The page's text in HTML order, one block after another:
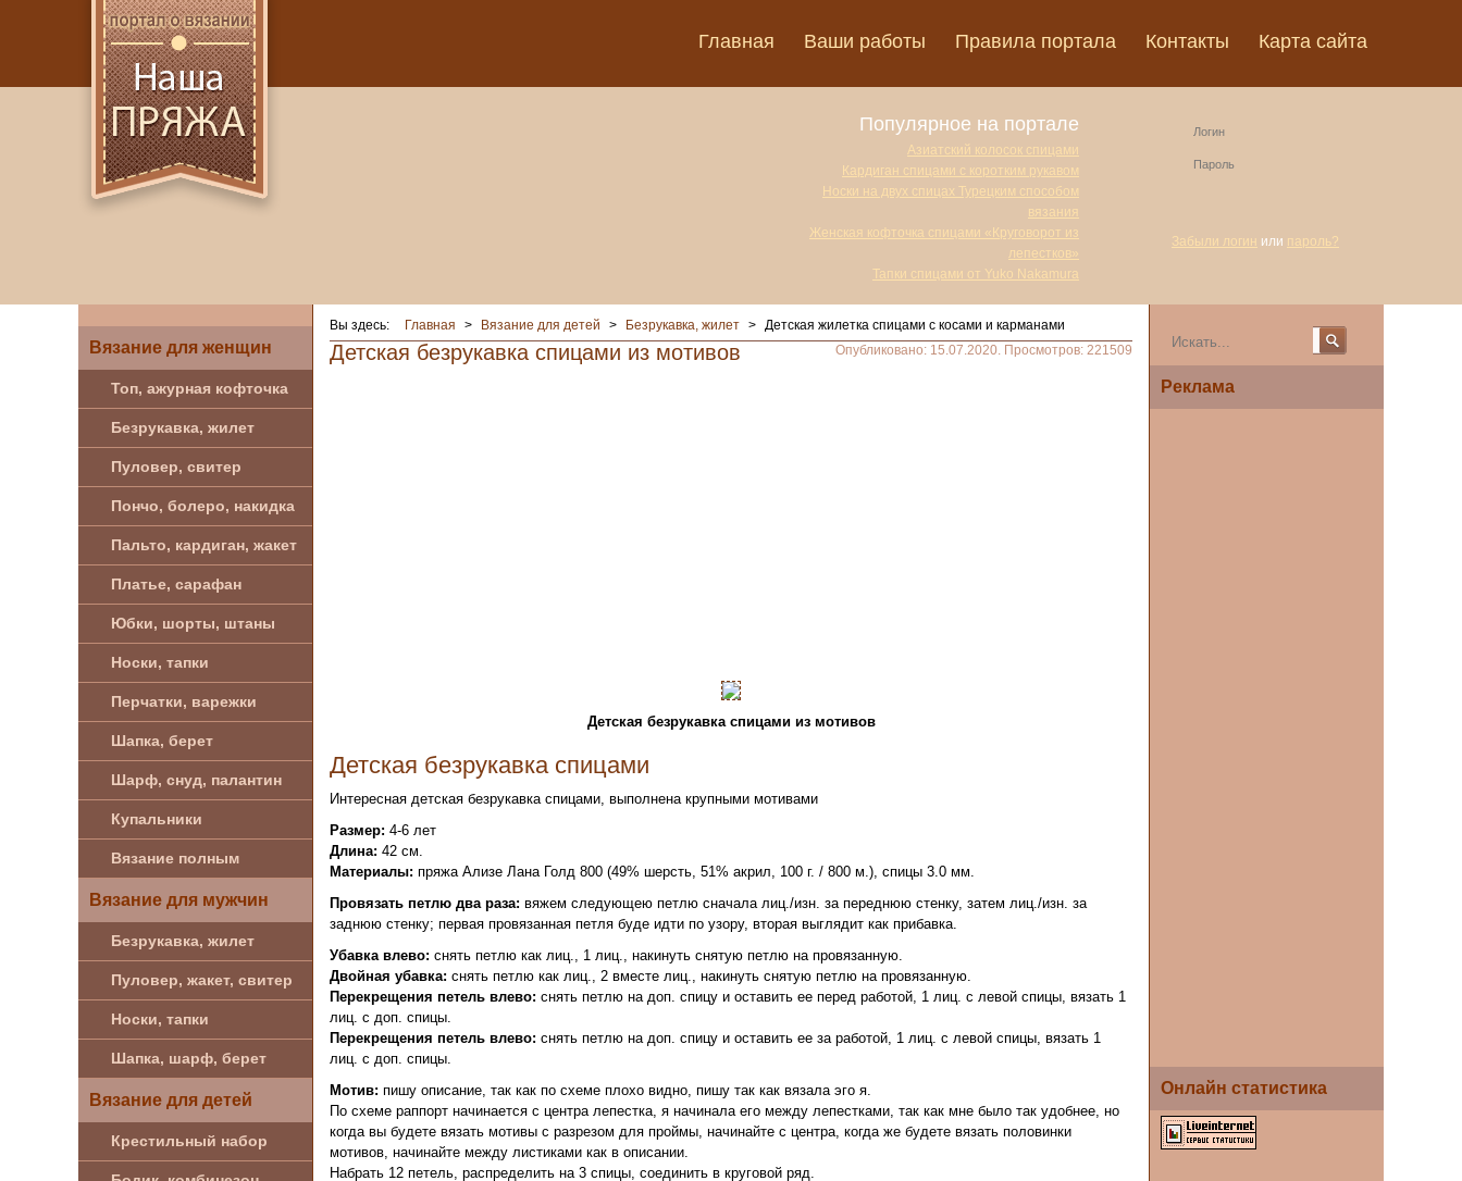
Главная Ваши работы Правила портала Контакты Карта сайта
Популярное на портале
Азиатский колосок спицами
Кардиган спицами с коротким рукавом
Носки на двух спицах Турецким способом
вязания
Женская кофточка спицами «Круговорот из
лепестков»
Тапки спицами от Yuko Nakamura
Забыли логин или пароль?
Вязание для женщин
Топ, ажурная кофточка
Безрукавка, жилет
Пуловер, свитер
Пончо, болеро, накидка
Пальто, кардиган, жакет
Платье, сарафан
Юбки, шорты, штаны
Носки, тапки
Перчатки, варежки
Шапка, берет
Шарф, снуд, палантин
Купальники
Вязание полным
Вязание для мужчин
Безрукавка, жилет
Пуловер, жакет, свитер
Носки, тапки
Шапка, шарф, берет
Вязание для детей
Крестильный набор
Вы здесь: Главная > Вязание для детей > Безрукавка, жилет > Детская жилетка спицами с косами и карманами
Детская безрукавка спицами из мотивов Опубликовано: 15.07.2020. Просмотров: 221509
Детская безрукавка спицами из мотивов
Детская безрукавка спицами
Интересная детская безрукавка спицами, выполнена крупными мотивами
Размер: 4-6 лет
Длина: 42 см.
Материалы: пряжа Ализе Лана Голд 800 (49% шерсть, 51% акрил, 100 г. / 800 м.), спицы 3.0 мм.
Провязать петлю два раза: вяжем следующею петлю сначала лиц./изн. за переднюю стенку, затем лиц./изн. за
заднюю стенку; первая провязанная петля буде идти по узору, вторая выглядит как прибавка.
Убавка влево: снять петлю как лиц., 1 лиц., накинуть снятую петлю на провязанную.
Двойная убавка: снять петлю как лиц., 2 вместе лиц., накинуть снятую петлю на провязанную.
Перекрещения петель влево: снять петлю на доп. спицу и оставить ее перед работой, 1 лиц. с левой спицы, вязать 1
лиц. с доп. спицы.
Перекрещения петель влево: снять петлю на доп. спицу и оставить ее за работой, 1 лиц. с левой спицы, вязать 1
лиц. с доп. спицы.
Мотив: пишу описание, так как по схеме плохо видно, пишу так как вязала эго я.
По схеме раппорт начинается с центра лепестка, я начинала его между лепестками, так как мне было так удобнее, но
когда вы будете вязать мотивы с разрезом для проймы, начинайте с центра, когда же будете вязать половинки
мотивов, начинайте между листиками как в описании.
Набрать 12 петель, распределить на 3 спицы, соединить в круговой ряд.
Реклама
Онлайн статистика